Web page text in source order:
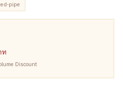
pipe
ท
Discount